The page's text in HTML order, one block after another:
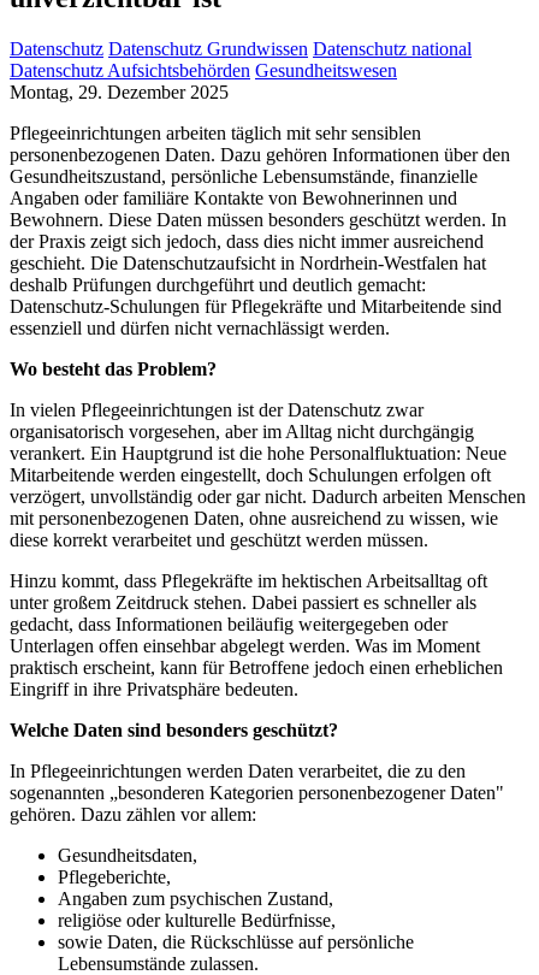
Datenschutz Datenschutz Grundwissen Datenschutz national
Datenschutz Aufsichtsbehörden Gesundheitswesen
Montag, 29. Dezember 2025
Pflegeeinrichtungen arbeiten täglich mit sehr sensiblen
personenbezogenen Daten. Dazu gehören Informationen über den
Gesundheitszustand, persönliche Lebensumstände, finanzielle
Angaben oder familiäre Kontakte von Bewohnerinnen und
Bewohnern. Diese Daten müssen besonders geschützt werden. In
der Praxis zeigt sich jedoch, dass dies nicht immer ausreichend
geschieht. Die Datenschutzaufsicht in Nordrhein-Westfalen hat
deshalb Prüfungen durchgeführt und deutlich gemacht:
Datenschutz-Schulungen für Pflegekräfte und Mitarbeitende sind
essenziell und dürfen nicht vernachlässigt werden.
Wo besteht das Problem?
In vielen Pflegeeinrichtungen ist der Datenschutz zwar
organisatorisch vorgesehen, aber im Alltag nicht durchgängig
verankert. Ein Hauptgrund ist die hohe Personalfluktuation: Neue
Mitarbeitende werden eingestellt, doch Schulungen erfolgen oft
verzögert, unvollständig oder gar nicht. Dadurch arbeiten Menschen
mit personenbezogenen Daten, ohne ausreichend zu wissen, wie
diese korrekt verarbeitet und geschützt werden müssen.
Hinzu kommt, dass Pflegekräfte im hektischen Arbeitsalltag oft
unter großem Zeitdruck stehen. Dabei passiert es schneller als
gedacht, dass Informationen beiläufig weitergegeben oder
Unterlagen offen einsehbar abgelegt werden. Was im Moment
praktisch erscheint, kann für Betroffene jedoch einen erheblichen
Eingriff in ihre Privatsphäre bedeuten.
Welche Daten sind besonders geschützt?
In Pflegeeinrichtungen werden Daten verarbeitet, die zu den
sogenannten „besonderen Kategorien personenbezogener Daten"
gehören. Dazu zählen vor allem:
Gesundheitsdaten,
Pflegeberichte,
Angaben zum psychischen Zustand,
religiöse oder kulturelle Bedürfnisse,
sowie Daten, die Rückschlüsse auf persönliche
Lebensumstände zulassen.